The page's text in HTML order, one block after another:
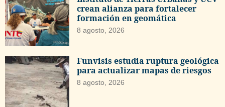
crean alianza para fortalecer
formación en geomática
8 agosto, 2026
Funvisis estudia ruptura geológica
para actualizar mapas de riesgos
8 agosto, 2026